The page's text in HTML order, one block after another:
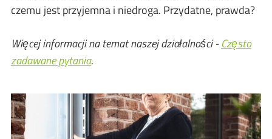
czemu jest przyjemna i niedroga. Przydatne, prawda?
Więcej informacji na temat naszej działalności -Często
zadawane pytania.